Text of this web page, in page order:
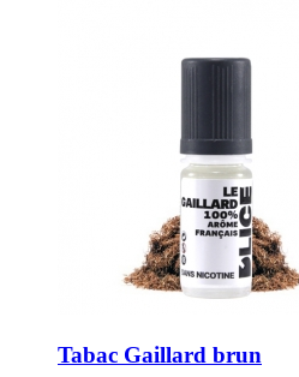
Tabac Gaillard brun